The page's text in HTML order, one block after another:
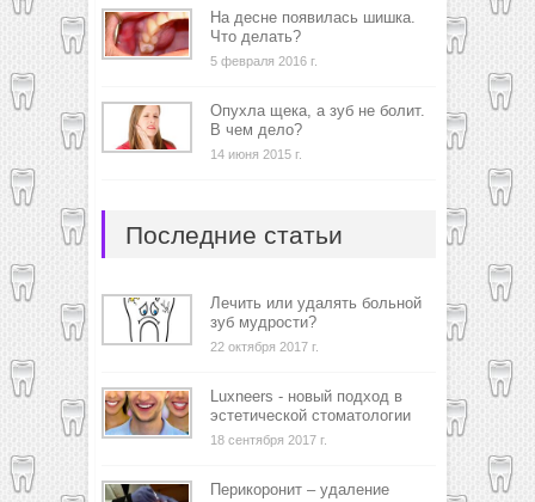
На десне появилась шишка.
Что делать?
5 февраля 2016 г.
Опухла щека, а зуб не болит.
В чем дело?
14 июня 2015 г.
Последние статьи
Лечить или удалять больной
зуб мудрости?
22 октября 2017 г.
Luxneers - новый подход в
эстетической стоматологии
18 сентября 2017 г.
Перикоронит – удаление